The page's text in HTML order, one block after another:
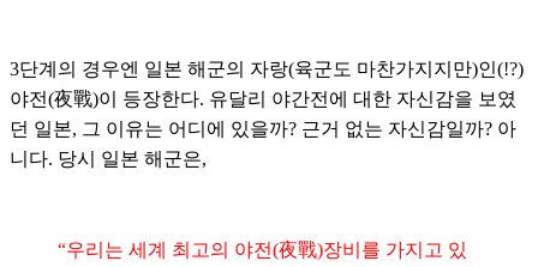
3단계의 경우엔 일본 해군의 자랑(육군도 마찬가지지만)인(!?)
야전(夜戰)이 등장한다. 유달리 야간전에 대한 자신감을 보였
던 일본, 그 이유는 어디에 있을까? 근거 없는 자신감일까? 아
니다. 당시 일본 해군은,
“우리는 세계 최고의 야전(夜戰)장비를 가지고 있